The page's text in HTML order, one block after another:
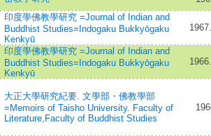
印度學佛教學研究 =Journal of Indian and
Buddhist Studies=Indogaku Bukkyōgaku
Kenkyū
印度學佛教學研究 =Journal of Indian and
Buddhist Studies=Indogaku Bukkyōgaku
Kenkyū
大正大學研究紀要. 文學部・佛教學部
=Memoirs of Taisho University. Faculty of
Literature,Faculty of Buddhist Studies